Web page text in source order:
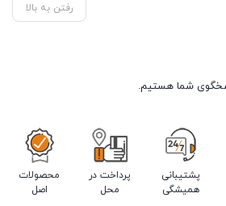
رفتن به بالا
پشتیبانی
همیشگی
پرداخت در
محل
محصولات
اصل